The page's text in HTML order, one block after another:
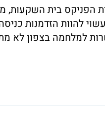
הפניקס בית
למלחמה בצפון לא